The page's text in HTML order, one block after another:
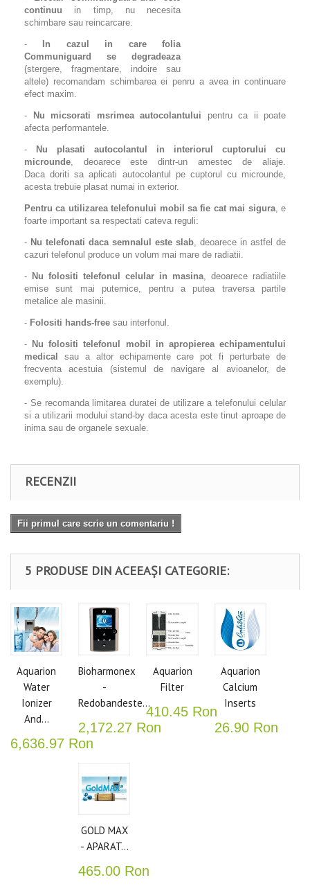
continuu in timp, nu necesita
schimbare sau reincarcare.
-
In cazul in care folia
Communiguard se degradeaza
(stergere, fragmentare, indoire sau
altele) recomandam schimbarea ei penru a avea in continuare
efect maxim.
- Nu micsorati msrimea autocolantului pentru ca ii poate
afecta performantele.
-
Nu plasati autocolantul in interiorul cuptorului cu
microunde, deoarece este dintr-un amestec de aliaje.
Daca doriti sa aplicati autocolantul pe cuptorul cu microunde,
acesta trebuie plasat numai in exterior.
Pentru ca utilizarea telefonului mobil sa fie cat mai sigura, e
foarte important sa respectati cateva reguli:
- Nu telefonati daca semnalul este slab, deoarece in astfel de
cazuri telefonul produce un volum mai mare de radiatii.
- Nu folositi telefonul celular in masina, deoarece radiatiile
emise sunt mai puternice, pentru a putea traversa partile
metalice ale masinii.
- Folositi hands-free sau interfonul.
- Nu folositi telefonul mobil in apropierea echipamentului
medical
sau a altor echipamente care pot fi perturbate de
frecventa acestuia (sistemul de navigare al avioanelor, de
exemplu).
- Se recomanda limitarea duratei de utilizare a telefonului celular
si a utilizarii modului stand-by daca acesta este tinut aproape de
inima sau de organele sexuale.
RECENZII
Fii primul care scrie un comentariu !
5 PRODUSE DIN ACEEAȘI CATEGORIE:
Aquarion
Water
Ionizer
And...
6,636.97 Ron
Bioharmonex
-
Redobandeste...
2,172.27 Ron
Aquarion
Filter
410.45 Ron
Aquarion
Calcium
Inserts
26.90 Ron
GOLD MAX
- APARAT...
465.00 Ron